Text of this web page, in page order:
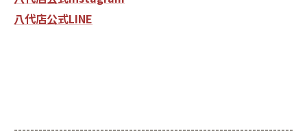
八代店公式LINE
--------------------------------------------------------------------